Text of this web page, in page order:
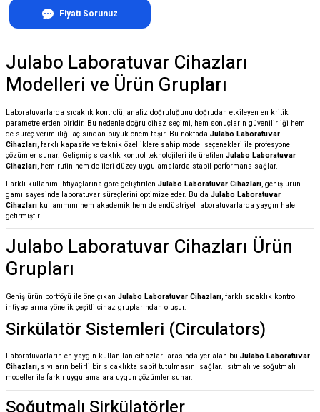
Fiyatı Sorunuz
Julabo Laboratuvar Cihazları
Modelleri ve Ürün Grupları
Laboratuvarlarda sıcaklık kontrolü, analiz doğruluğunu doğrudan etkileyen en kritik
parametrelerden biridir. Bu nedenle doğru cihaz seçimi, hem sonuçların güvenilirliği hem
de süreç verimliliği açısından büyük önem taşır. Bu noktada Julabo Laboratuvar
Cihazları, farklı kapasite ve teknik özelliklere sahip model seçenekleri ile profesyonel
çözümler sunar. Gelişmiş sıcaklık kontrol teknolojileri ile üretilen Julabo Laboratuvar
Cihazları, hem rutin hem de ileri düzey uygulamalarda stabil performans sağlar.
Farklı kullanım ihtiyaçlarına göre geliştirilen Julabo Laboratuvar Cihazları, geniş ürün
gamı sayesinde laboratuvar süreçlerini optimize eder. Bu da Julabo Laboratuvar
Cihazları kullanımını hem akademik hem de endüstriyel laboratuvarlarda yaygın hale
getirmiştir.
Julabo Laboratuvar Cihazları Ürün
Grupları
Geniş ürün portföyü ile öne çıkan Julabo Laboratuvar Cihazları, farklı sıcaklık kontrol
ihtiyaçlarına yönelik çeşitli cihaz gruplarından oluşur.
Sirkülatör Sistemleri (Circulators)
Laboratuvarların en yaygın kullanılan cihazları arasında yer alan bu Julabo Laboratuvar
Cihazları, sıvıların belirli bir sıcaklıkta sabit tutulmasını sağlar. Isıtmalı ve soğutmalı
modeller ile farklı uygulamalara uygun çözümler sunar.